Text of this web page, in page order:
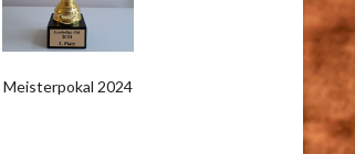
Meisterpokal 2024